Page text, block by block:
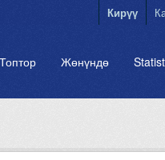
Кирүү
Топтор Жөнүндө